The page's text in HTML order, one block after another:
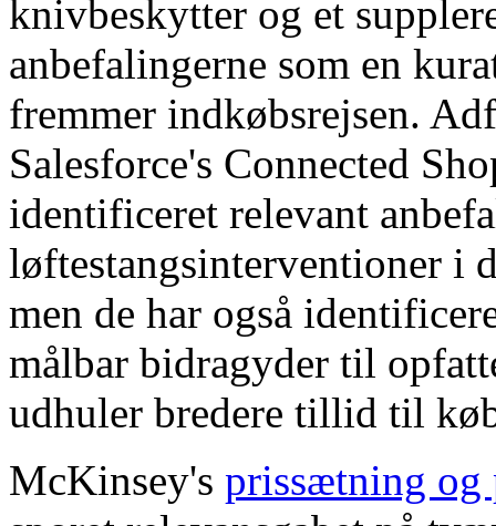
knivbeskytter og et
anbefalingerne som en
fremmer indkøbsrejsen.
Salesforce's Connected
identificeret relevant
løftestangsinterventioner i
men de har også
målbar bidragyder til
udhuler bredere tillid til
McKinsey's prissætning og